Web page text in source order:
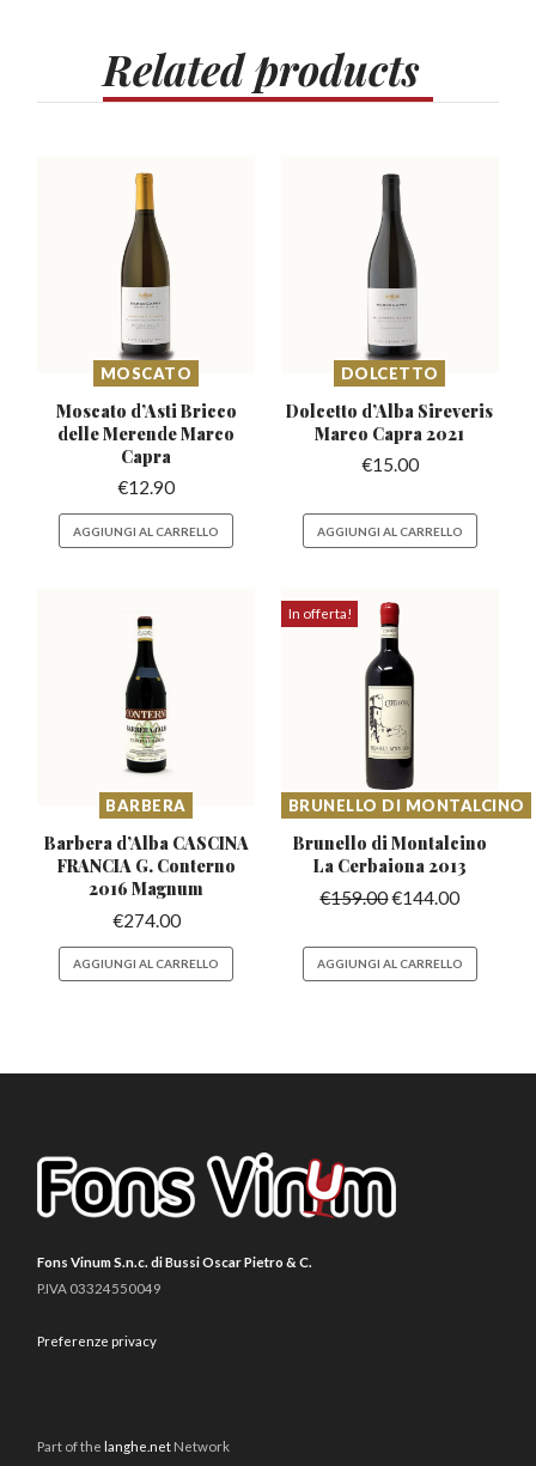
Relatedproducts
MOSCATO
Moscato d’Asti Bricco
delle Merende Marco
Capra
€12.90
AGGIUNGI AL CARRELLO
DOLCETTO
Dolcetto d’Alba Sireveris
Marco Capra 2021
€15.00
AGGIUNGI AL CARRELLO
BARBERA
Barbera d’Alba CASCINA
FRANCIA G. Conterno
2016 Magnum
€274.00
AGGIUNGI AL CARRELLO
In offerta!
BRUNELLO DI MONTALCINO
Brunello di Montalcino
La Cerbaiona 2013
€159.00€144.00
AGGIUNGI AL CARRELLO
Fons Vinum S.n.c. di Bussi Oscar Pietro & C.
P.IVA 03324550049
Preferenze privacy
Part of thelanghe.net Network